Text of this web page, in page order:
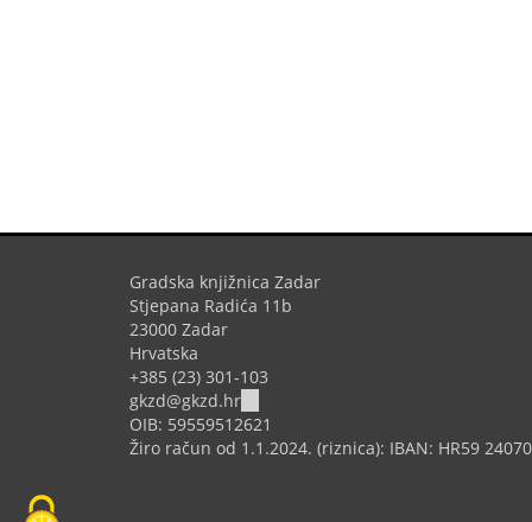
Gradska knjižnica Zadar
Stjepana Radića 11b
23000 Zadar
Hrvatska
+385 (23) 301-103
gkzd@gkzd.hr
sends
e-
mail)
OIB: 59559512621
Žiro račun od 1.1.2024. (riznica): IBAN: HR59